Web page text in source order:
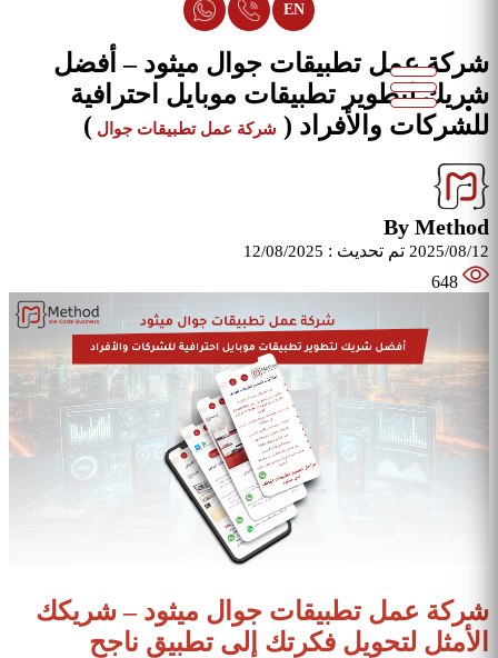
EN
شركة عمل تطبيقات جوال ميثود – أفضل
شريك لتطوير تطبيقات موبايل احترافية
للشركات والأفراد ( شركة عمل تطبيقات جوال )
By Method
2025/08/12 تم تحديث : 12/08/2025
648
شركة عمل تطبيقات جوال ميثود – شريكك
الأمثل لتحويل فكرتك إلى تطبيق ناجح